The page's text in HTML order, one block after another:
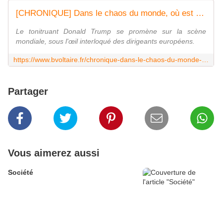
[CHRONIQUE] Dans le chaos du monde, où est donc passée l'Union européenne ? - Boulevard Voltaire
Le tonitruant Donald Trump se promène sur la scène
mondiale, sous l'œil interloqué des dirigeants européens.
Partager
Vous aimerez aussi
Société